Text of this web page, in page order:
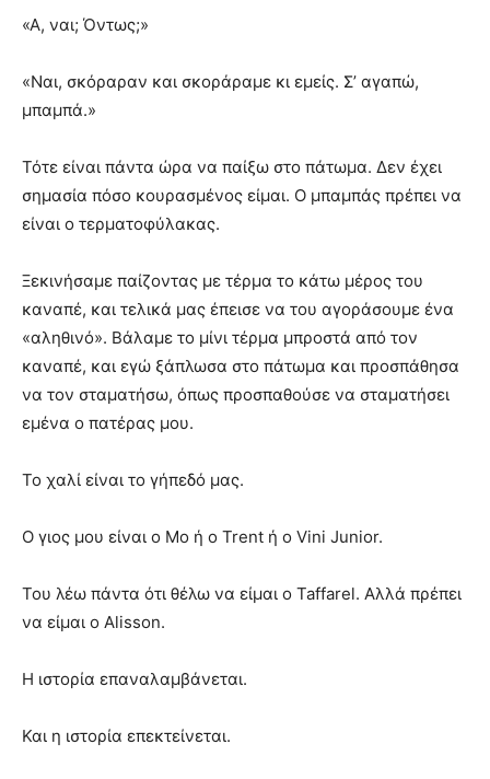
«Α, ναι; Όντως;»
«Ναι, σκόραραν και σκοράραμε κι εμείς. Σ’ αγαπώ,
μπαμπά.»
Τότε είναι πάντα ώρα να παίξω στο πάτωμα. Δεν έχει
σημασία πόσο κουρασμένος είμαι. Ο μπαμπάς πρέπει να
είναι ο τερματοφύλακας.
Ξεκινήσαμε παίζοντας με τέρμα το κάτω μέρος του
καναπέ, και τελικά μας έπεισε να του αγοράσουμε ένα
«αληθινό». Βάλαμε το μίνι τέρμα μπροστά από τον
καναπέ, και εγώ ξάπλωσα στο πάτωμα και προσπάθησα
να τον σταματήσω, όπως προσπαθούσε να σταματήσει
εμένα ο πατέρας μου.
Το χαλί είναι το γήπεδό μας.
Ο γιος μου είναι ο Μο ή ο Trent ή ο Vini Junior.
Του λέω πάντα ότι θέλω να είμαι ο Taffarel. Αλλά πρέπει
να είμαι ο Alisson.
Η ιστορία επαναλαμβάνεται.
Και η ιστορία επεκτείνεται.